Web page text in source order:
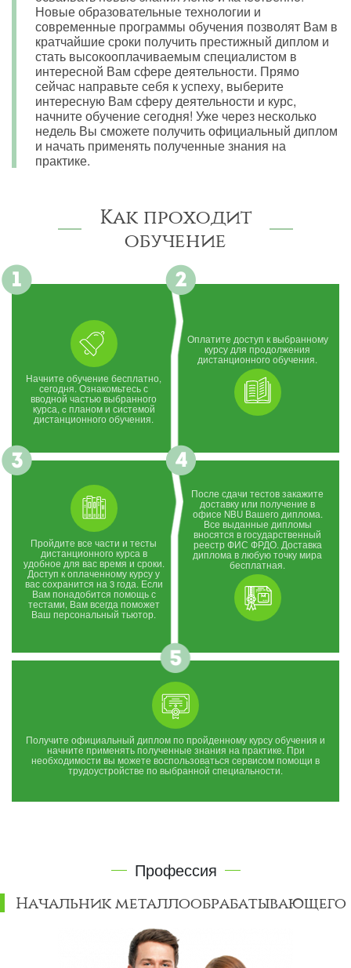
Новые образовательные технологии и
современные программы обучения позволят Вам в
кратчайшие сроки получить престижный диплом и
стать высокооплачиваемым специалистом в
интересной Вам сфере деятельности. Прямо
сейчас направьте себя к успеху, выберите
интересную Вам сферу деятельности и курс,
начните обучение сегодня! Уже через несколько
недель Вы сможете получить официальный диплом
и начать применять полученные знания на
практике.
Как проходит
обучение
Начните обучение бесплатно,
сегодня. Ознакомьтесь с
вводной частью выбранного
курса, c планом и системой
дистанционного обучения.
Оплатите доступ к выбранному
курсу для продолжения
дистанционного обучения.
Пройдите все части и тесты
дистанционного курса в
удобное для вас время и сроки.
Доступ к оплаченному курсу у
вас сохранится на 3 года. Если
Вам понадобится помощь с
тестами, Вам всегда поможет
Ваш персональный тьютор.
После сдачи тестов закажите
доставку или получение в
офисе NBU Вашего диплома.
Все выданные дипломы
вносятся в государственный
реестр ФИС ФРДО. Доставка
диплома в любую точку мира
бесплатная.
Получите официальный диплом по пройденному курсу обучения и
начните применять полученные знания на практике. При
необходимости вы можете воспользоваться сервисом помощи в
трудоустройстве по выбранной специальности.
Профессия
Начальник металлообрабатывающего